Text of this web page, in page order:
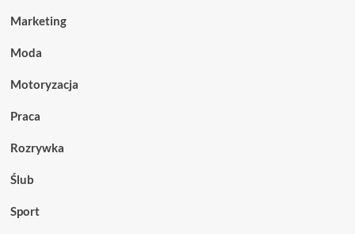
Marketing
Moda
Motoryzacja
Praca
Rozrywka
Ślub
Sport